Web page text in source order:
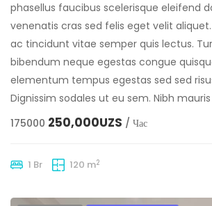
phasellus faucibus scelerisque eleifend
venenatis cras sed felis eget velit
ac tincidunt vitae semper quis lectus.
bibendum neque egestas congue
elementum tempus egestas sed sed
Dignissim sodales ut eu sem. Nibh mauris
175000 250,000UZS / Час
1 Br 120 m2